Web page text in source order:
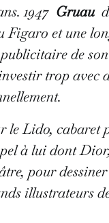
1947 Gruau
et une
de
trop avec
le Lido, cabaret
à lui dont
pour dessiner
illustrateurs